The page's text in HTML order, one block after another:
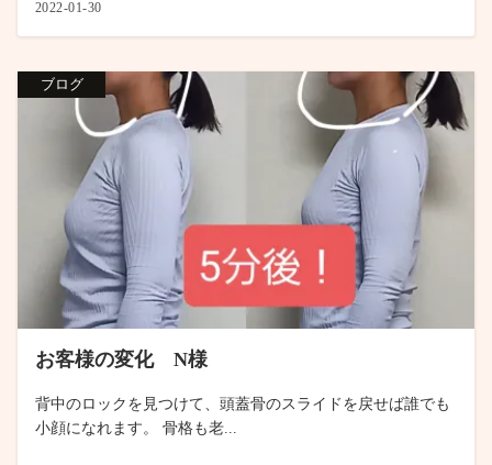
2022-01-30
ブログ
お客様の変化 N様
背中のロックを見つけて、頭蓋骨のスライドを戻せば誰でも
小顔になれます。 骨格も老...